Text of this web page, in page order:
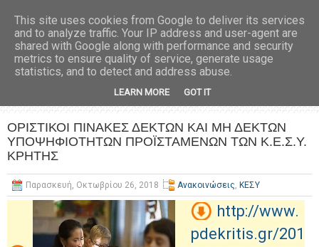
ΟΡΙΣΤΙΚΟΙ ΠΙΝΑΚΕΣ ΔΕΚΤΩΝ ΚΑΙ ΜΗ ΔΕΚΤΩΝ
ΥΠΟΨΗΦΙΟΤΗΤΩΝ ΠΡΟΪΣΤΑΜΕΝΩΝ ΤΩΝ Κ.Ε.Σ.Υ.
ΚΡΗΤΗΣ
Παρασκευή, Οκτωβρίου 26, 2018 Ανακοινώσεις, ΚΕΣΥ
http://www.
pdekritis.gr/201
This site uses cookies from Google to deliver its services
and to analyze traffic. Your IP address and user-agent are
shared with Google along with performance and security
metrics to ensure quality of service, generate usage
statistics, and to detect and address abuse.
LEARN MORE GOT IT